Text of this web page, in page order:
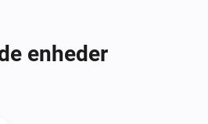
flows klare resten.
enheder